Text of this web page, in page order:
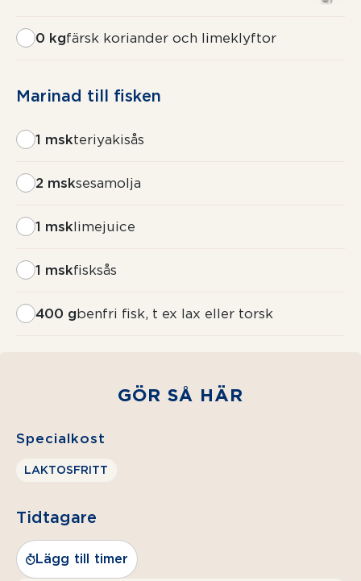
0 kgfärsk koriander och limeklyftor
Marinad till fisken
1 mskteriyakisås
2 msksesamolja
1 msklimejuice
1 mskfisksås
400 gbenfri fisk, t ex lax eller torsk
GÖR SÅ HÄR
Specialkost
LAKTOSFRITT
Tidtagare
Lägg till timer